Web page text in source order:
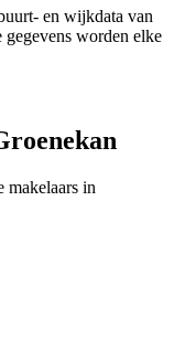
en wijkdata van
worden elke
makelaars in